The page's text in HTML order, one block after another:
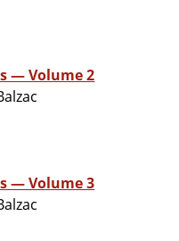
— Volume 2
— Volume 3